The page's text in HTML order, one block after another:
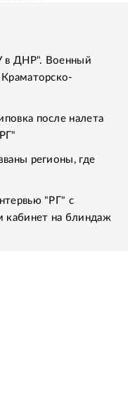
в ДНР". Военный
после налета
регионы, где
"РГ" с
на блиндаж